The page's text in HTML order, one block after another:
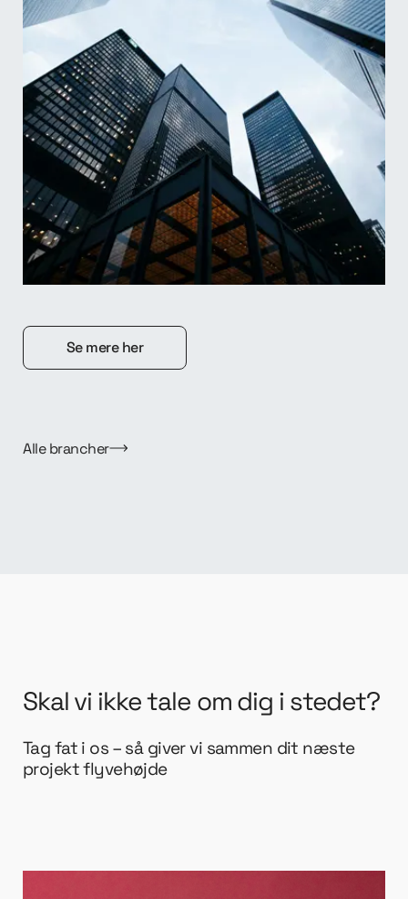
Alle brancher
Se mere her
Skal vi ikke tale om dig i stedet?
Tag fat i os – så giver vi sammen dit næste
projekt flyvehøjde